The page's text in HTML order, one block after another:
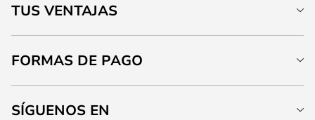
TUS VENTAJAS
FORMAS DE PAGO
SÍGUENOS EN